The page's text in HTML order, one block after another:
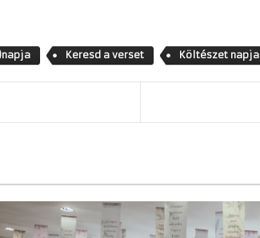
Keresd a verset Költészet napja